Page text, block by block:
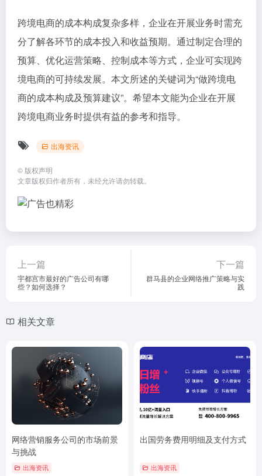
跨境电商的成本构成复杂多样，企业在开展业务时需充
分了解各环节的成本投入和收益预期。通过制定合理的
预算、优化运营策略、控制成本等方式，企业可实现跨
境电商的可持续发展。本文所述的关键词为“做跨境电
商的成本构成及预算建议”。希望本文能为企业在开展
跨境电商业务时提供有益的参考和指导。
出海资讯
© 版权声明
文章版权归作者所有，未经允许请勿转载。
上一篇
宇都宫市最好的广告公司有哪
些？如何选择？
下一篇
群马县的企业网络推广策略与实
践
相关文章
网络营销服务公司的市场前景
与挑战
出海资讯
出国劳务费用明细及支付方式
出海资讯